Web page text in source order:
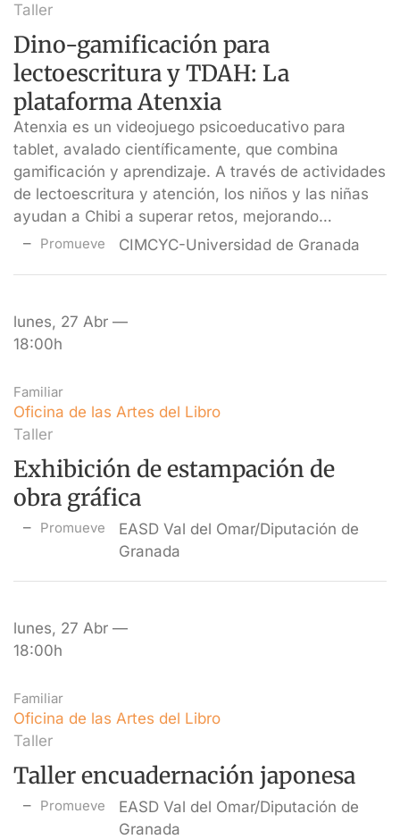
Taller
Dino-gamificación para
lectoescritura y TDAH: La
plataforma Atenxia
Atenxia es un videojuego psicoeducativo para
tablet, avalado científicamente, que combina
gamificación y aprendizaje. A través de actividades
de lectoescritura y atención, los niños y las niñas
ayudan a Chibi a superar retos, mejorando…
Promueve CIMCYC-Universidad de Granada
lunes, 27 Abr —
18:00h
Familiar
Oficina de las Artes del Libro
Taller
Exhibición de estampación de
obra gráfica
Promueve
EASD Val del Omar/Diputación de
Granada
lunes, 27 Abr —
18:00h
Familiar
Oficina de las Artes del Libro
Taller
Taller encuadernación japonesa
Promueve
EASD Val del Omar/Diputación de
Granada